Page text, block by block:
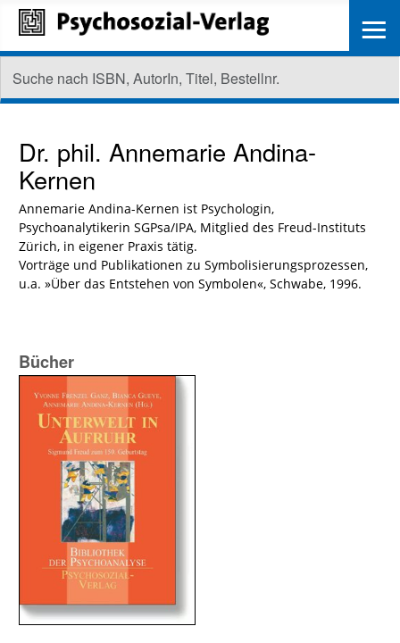
Dr. phil. Annemarie Andina-
Kernen
Annemarie Andina-Kernen ist Psychologin,
Psychoanalytikerin SGPsa/IPA, Mitglied des Freud-Instituts
Zürich, in eigener Praxis tätig.
Vorträge und Publikationen zu Symbolisierungsprozessen,
u.a. »Über das Entstehen von Symbolen«, Schwabe, 1996.
Bücher
≡